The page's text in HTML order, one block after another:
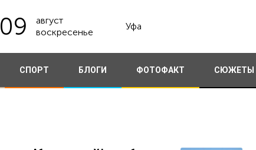
09
август
воскресенье
Уфа
СПОРТ БЛОГИ ФОТОФАКТ СЮЖЕТЫ